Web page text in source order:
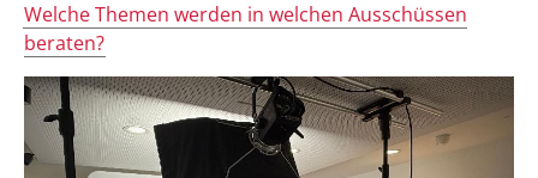
Welche Themen werden in welchen Ausschüssen
beraten?